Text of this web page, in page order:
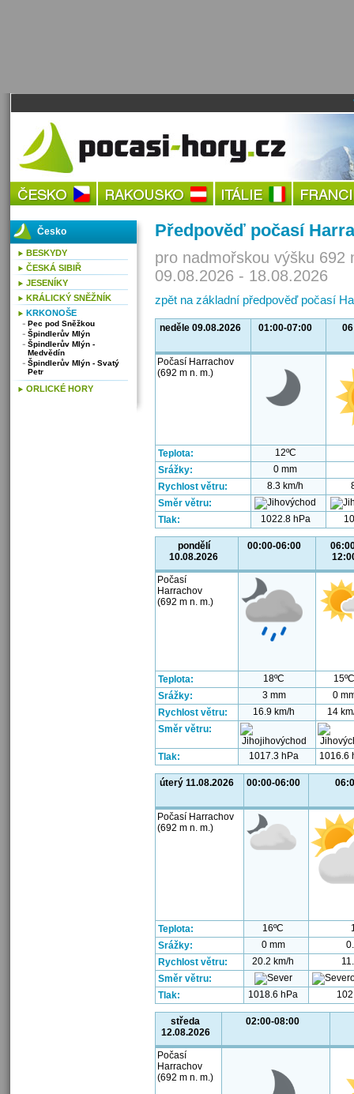
Předpověď počasí
pro nadmořskou výšku 692
09.08.2026 - 18.08.2026
zpět na základní předpověď počasí
neděle 09.08.2026 01:00-07:00
Počasí Harrachov
(692 m n. m.)
Teplota:
12ºC
Srážky:
0 mm
Rychlost větru:
8.3 km/h
Směr větru:
Tlak:
1022.8 hPa
pondělí
10.08.2026
00:00-06:00
Počasí
Harrachov
(692 m n. m.)
Teplota: 18ºC
15ºC
Srážky:
3 mm
0
Rychlost větru:
16.9 km/h
14
Směr větru:
Tlak: 1017.3 hPa 1016.6
úterý 11.08.2026 00:00-06:00
Počasí Harrachov
(692 m n. m.)
Teplota: 16ºC
Srážky:
0 mm
Rychlost větru:
20.2 km/h
Směr větru:
Tlak:
1018.6 hPa
středa
12.08.2026
02:00-08:00
Počasí
Harrachov
(692 m n. m.)
Česko
BESKYDY
ČESKÁ SIBIŘ
JESENÍKY
KRÁLICKÝ SNĚŽNÍK
KRKONOŠE
Pec pod Sněžkou
Špindlerův Mlýn
Špindlerův Mlýn -
Medvědín
Špindlerův Mlýn - Svatý
Petr
ORLICKÉ HORY